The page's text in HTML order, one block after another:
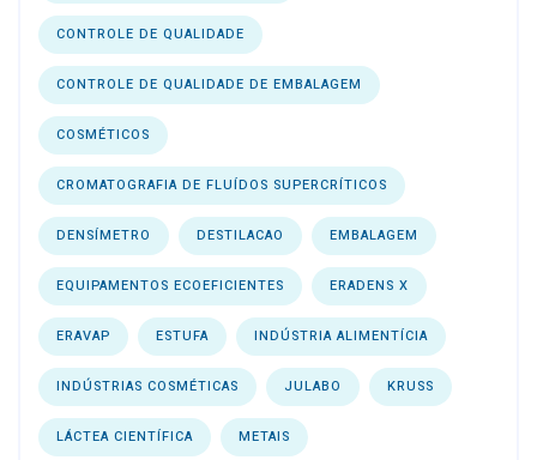
CONTROLE DE QUALIDADE
CONTROLE DE QUALIDADE DE EMBALAGEM
COSMÉTICOS
CROMATOGRAFIA DE FLUÍDOS SUPERCRÍTICOS
DENSÍMETRO DESTILACAO EMBALAGEM
EQUIPAMENTOS ECOEFICIENTES ERADENS X
ERAVAP ESTUFA INDÚSTRIA ALIMENTÍCIA
INDÚSTRIAS COSMÉTICAS JULABO KRUSS
LÁCTEA CIENTÍFICA METAIS